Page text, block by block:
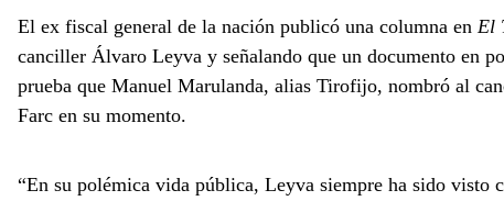
El ex fiscal general de la nación publicó una columna en El
canciller Álvaro Leyva y señalando que un documento en
prueba que Manuel Marulanda, alias Tirofijo, nombró al
Farc en su momento.
“En su polémica vida pública, Leyva siempre ha sido visto